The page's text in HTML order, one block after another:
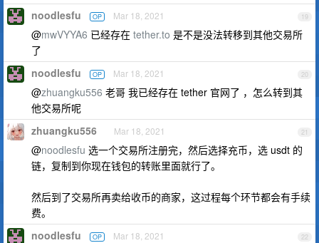
19
noodlesfu OP Mar 18, 2021
@mwVYYA6 已经存在 tether.to 是不是没法转移到其他交易所
了
20
noodlesfu OP Mar 18, 2021
@zhuangku556 老哥 我已经存在 tether 官网了 ，怎么转到其
他交易所呢
21
zhuangku556 Mar 18, 2021
@noodlesfu 选一个交易所注册完，然后选择充币，选 usdt 的
链，复制到你现在钱包的转账里面就行了。
然后到了交易所再卖给收币的商家，这过程每个环节都会有手续
费。
22
noodlesfu OP Mar 18, 2021